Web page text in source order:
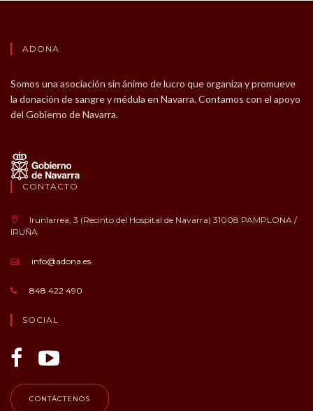
ADONA
Somos una asociación sin ánimo de lucro que organiza y promueve
la donación de sangre y médula en Navarra. Contamos con el apoyo
del Gobierno de Navarra.
CONTACTO
Irunlarrea, 3 (Recinto del Hospital de Navarra) 31008 PAMPLONA /
IRUÑA
info@adona.es
848 422 490
SOCIAL
CONTÁCTENOS